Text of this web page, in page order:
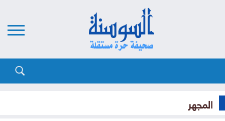
المجهر